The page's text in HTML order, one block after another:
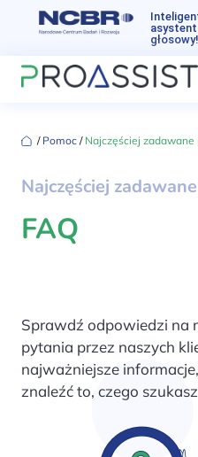
asystent
głosowy!
‏‏‎ ‎/‏‏‎ ‎ Pomoc ‏‏‎ ‎/‏‏‎ ‎ Najczęściej zadawane
Najczęściej
FAQ
Sprawdź odpowiedzi na
pytania przez naszych
najważniejsze
znaleźć to, czego